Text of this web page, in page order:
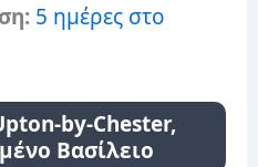
5 ημέρες στο
by-Chester,
Βασίλειο